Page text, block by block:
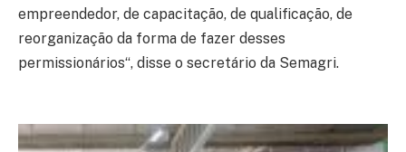
empreendedor, de capacitação, de qualificação, de
reorganização da forma de fazer desses
permissionários“, disse o secretário da Semagri.